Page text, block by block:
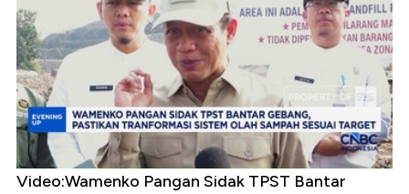
Video:Wamenko Pangan Sidak TPST Bantar